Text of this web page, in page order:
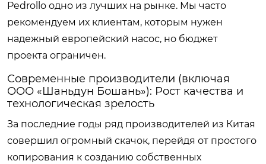
Pedrollo одно из лучших на рынке. Мы часто
рекомендуем их клиентам, которым нужен
надежный европейский насос, но бюджет
проекта ограничен.
Современные производители (включая
ООО «Шаньдун Бошань»): Рост качества и
технологическая зрелость
За последние годы ряд производителей из Китая
совершил огромный скачок, перейдя от простого
копирования к созданию собственных